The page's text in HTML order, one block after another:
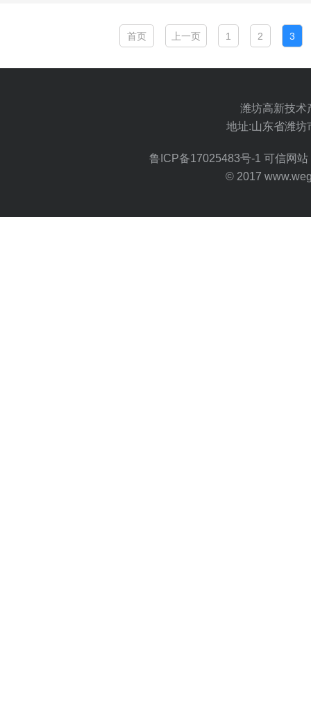
首页 上一页 1 2 3
潍坊高新技术
地址:山东省潍坊
鲁ICP备17025483号-1 可信网
© 2017